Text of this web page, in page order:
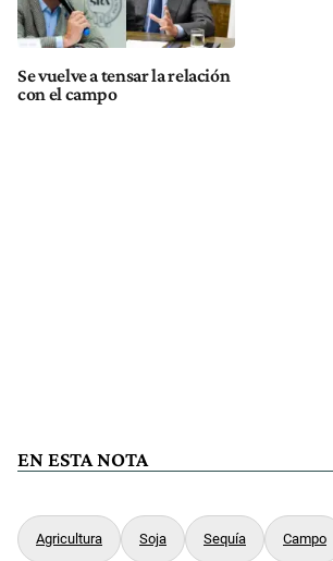
Se vuelve a tensar la relación
con el campo
EN ESTA NOTA
Agricultura Soja Sequía Campo